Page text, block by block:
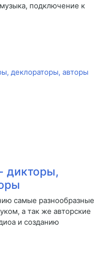
подключение к
дикторы,
самые разнообразные
а так же авторские
и созданию